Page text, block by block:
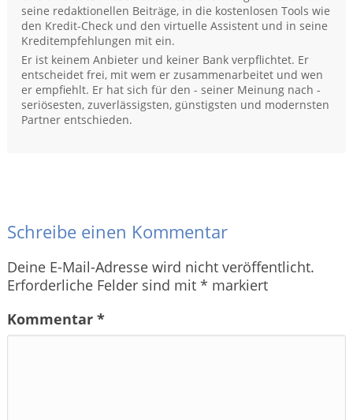
seine redaktionellen Beiträge, in die kostenlosen Tools wie
den Kredit-Check und den virtuelle Assistent und in seine
Kreditempfehlungen mit ein.
Er ist keinem Anbieter und keiner Bank verpflichtet. Er
entscheidet frei, mit wem er zusammenarbeitet und wen
er empfiehlt. Er hat sich für den - seiner Meinung nach -
seriösesten, zuverlässigsten, günstigsten und modernsten
Partner entschieden.
Schreibe einen Kommentar
Deine E-Mail-Adresse wird nicht veröffentlicht.
Erforderliche Felder sind mit * markiert
Kommentar *